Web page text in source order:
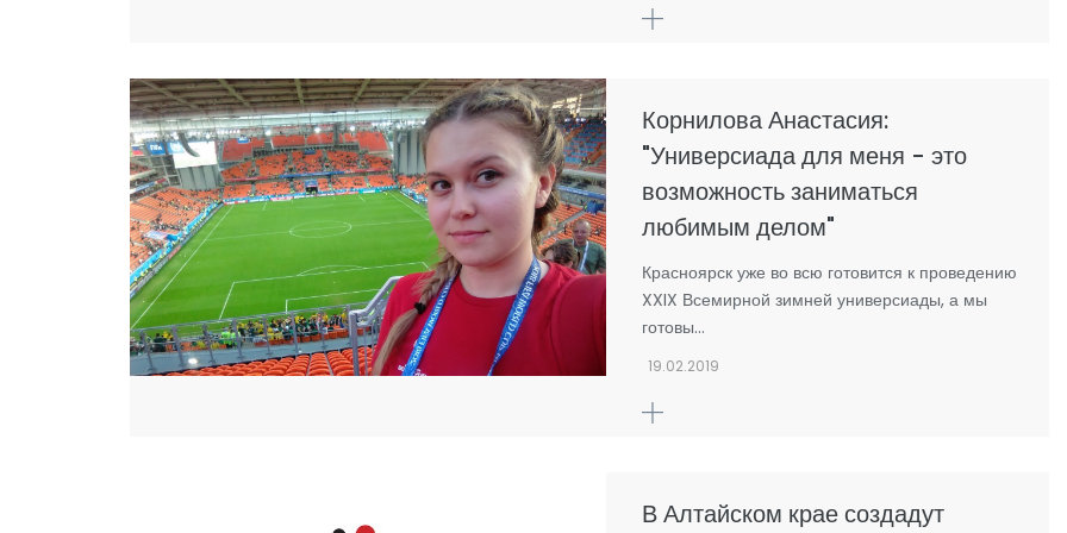
Корнилова Анастасия:
"Универсиада для меня - это
возможность заниматься
любимым делом"
Красноярск уже во всю готовится к проведению
XXIX Всемирной зимней универсиады, а мы
готовы…
19.02.2019
В Алтайском крае создадут